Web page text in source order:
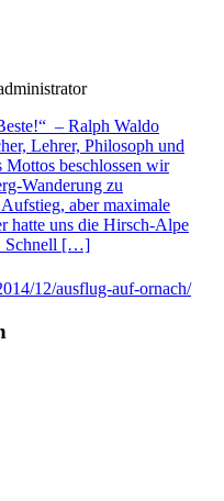
– Ralph Waldo
Lehrer, Philosoph und
Mottos beschlossen wir
Wanderung zu
aber maximale
hatte uns die Hirsch-Alpe
Schnell […]
12/ausflug-auf-ornach/